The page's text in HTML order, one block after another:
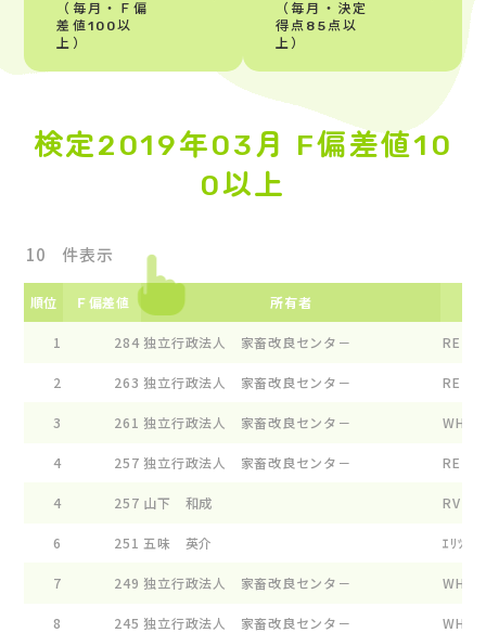
（毎月・Ｆ偏
差値100以
上）
（毎月・決定
得点85点以
上）
検定2019年03月 F偏差値10
0以上
件表示
順位 Ｆ偏差値 所有者
1 284 独立行政法人 家畜改良センタ－ RE ﾌｱ
2 263 独立行政法人 家畜改良センタ－ RE ﾌﾟ
3 261 独立行政法人 家畜改良センタ－ WHG
4 257 独立行政法人 家畜改良センタ－ RE ｿﾆ
4 257 山下 和成 RV ｼﾔ
6 251 五味 英介 ｴﾘﾂｸﾌ
7 249 独立行政法人 家畜改良センタ－ WHG
8 245 独立行政法人 家畜改良センタ－ WHG